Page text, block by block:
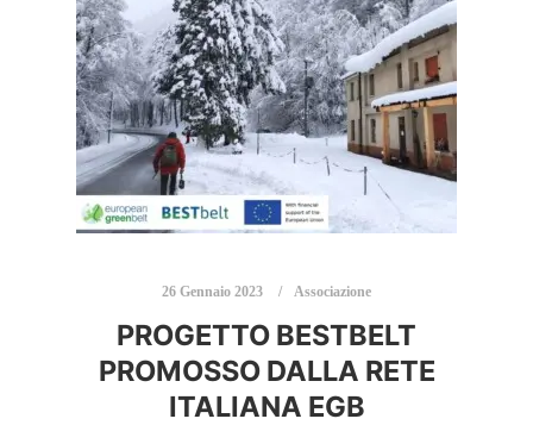
26 Gennaio 2023 Associazione
PROGETTO BESTBELT
PROMOSSO DALLA RETE
ITALIANA EGB